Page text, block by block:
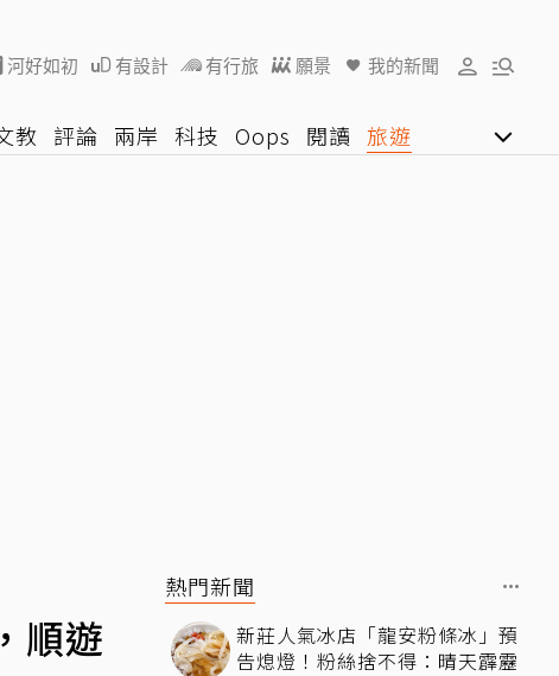
河好如初 有設計 有行旅 願景 我的新聞
教 評論 兩岸 科技 Oops 閱讀 旅遊
順遊
熱門新聞
新莊人氣冰店「龍安粉條冰」預
告熄燈！粉絲捨不得：晴天霹靂